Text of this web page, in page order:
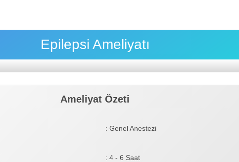
Epilepsi Ameliyatı
Ameliyat Özeti
: Genel Anestezi
: 4 - 6 Saat